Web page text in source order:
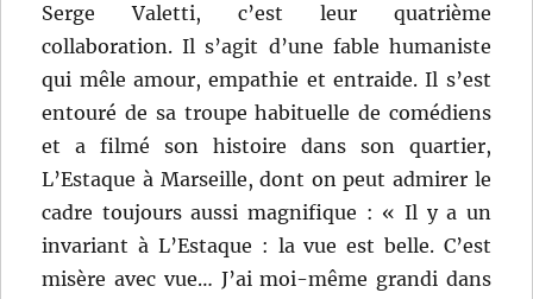
Serge Valetti, c’est leur quatrième
collaboration. Il s’agit d’une fable humaniste
qui mêle amour, empathie et entraide. Il s’est
entouré de sa troupe habituelle de comédiens
et a filmé son histoire dans son quartier,
L’Estaque à Marseille, dont on peut admirer le
cadre toujours aussi magnifique : « Il y a un
invariant à L’Estaque : la vue est belle. C’est
misère avec vue… J’ai moi-même grandi dans